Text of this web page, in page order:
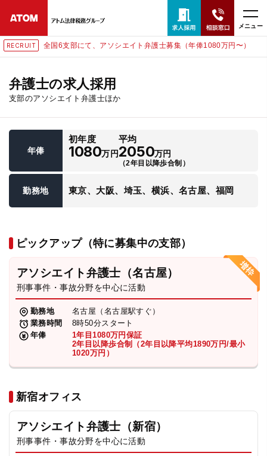
メニュー
RECRUIT 全国6支部にて、アソシエイト弁護士募集（年俸1080万円〜）
弁護士の求人採用
支部のアソシエイト弁護士ほか
年俸
初年度
1080万円
平均
2050万円
（2年目以降歩合制）
勤務地 東京、大阪、埼玉、横浜、名古屋、福岡
ピックアップ（特に募集中の支部）
アソシエイト弁護士（名古屋）
刑事事件・事故分野を中心に活動
勤務地
名古屋（名古屋駅すぐ）
業務時間
8時50分スタート
年俸
1年目1080万円保証
2年目以降歩合制（2年目以降平均1890万円/最小
1020万円）
新宿オフィス
アソシエイト弁護士（新宿）
刑事事件・事故分野を中心に活動
24時間365日全国対応
無料相談窓口はこちら
弁護士・税理士
費用
求人採用
お知らせ